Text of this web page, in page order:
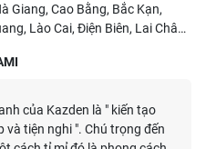
Giang, Cao Bằng, Bắc Kạn,
Lào Cai, Điện Biên, Lai Châu,
Quảng Ninh, Bắc Giang, Phú
Yên, Thái Bình, Hà Nam, Nam
Bình, Thanh Hóa, Nghệ An, Hà
Bình, Quảng Trị, Thừa Thiên
của Kazden là " kiến tạo
và tiện nghi ". Chú trọng đến